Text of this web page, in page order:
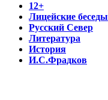
12+
Лицейские беседы
Русский Север
Литература
История
И.С.Фрадков